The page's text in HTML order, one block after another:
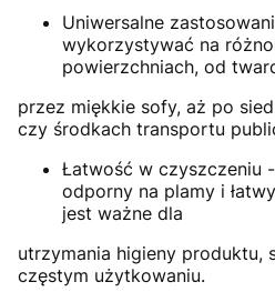
Uniwersalne
wykorzystywać na
powierzchniach, od
przez miękkie sofy, aż po
czy środkach transportu
Łatwość w czyszczeniu
odporny na plamy i
jest ważne dla
utrzymania higieny produktu,
częstym użytkowaniu.